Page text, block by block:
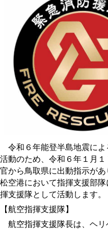
令和６年能登半島地震によ
活動のため、令和６年１月
官から鳥取県に出動指示が
松空港において指揮支援部
揮支援隊として活動します。
【航空指揮支援隊】
航空指揮支援隊長は、ヘリ